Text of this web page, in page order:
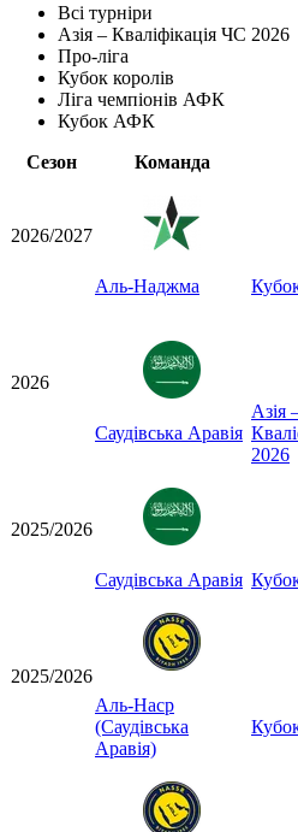
Всі турніри
Азія – Кваліфікація ЧС 2026
Про-ліга
Кубок королів
Ліга чемпіонів АФК
Кубок АФК
Сезон
Команда
2026/2027
Аль-Наджма
2026
Саудівська Аравія
Азія
2026
2025/2026
Саудівська Аравія
2025/2026
Аль-Наср
(Саудівська
Аравія)